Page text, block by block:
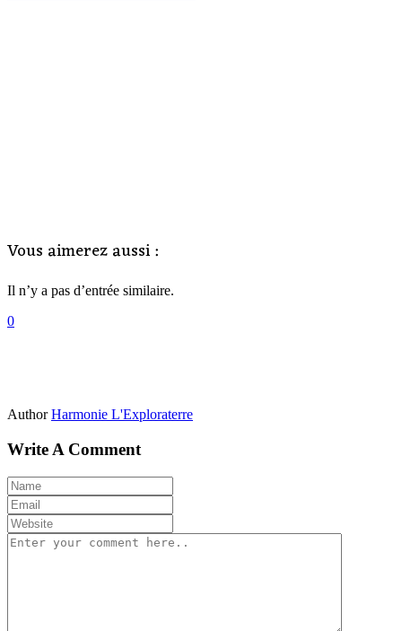
Vous aimerez aussi :
Il n’y a pas d’entrée similaire.
0
Author Harmonie L'Exploraterre
Write A Comment